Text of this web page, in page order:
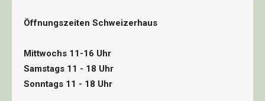
Öffnungszeiten Schweizerhaus
Mittwochs 11-16 Uhr
Samstags 11 - 18 Uhr
Sonntags 11 - 18 Uhr